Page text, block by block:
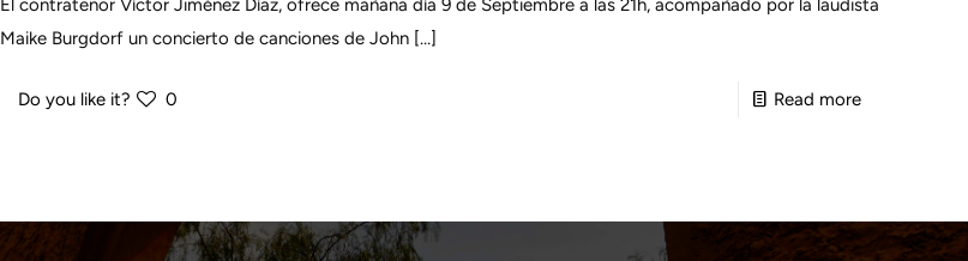
El contratenor Víctor Jiménez Díaz, ofrece mañana día 9 de Septiembre a las 21h, acompañado por la laudista
Maike Burgdorf un concierto de canciones de John[…]
Do you like it? 0 Read more-
Víctor